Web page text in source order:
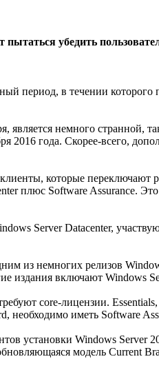
пытаться убедить
период, в течении
является немного
2016 года. Скорее-всего,
которые переключают
плюс Software Assurance.
Server Datacenter,
из немногих релизов
издания включают Windows
core-лицензии.
необходимо иметь Software
установки Windows
модель Current